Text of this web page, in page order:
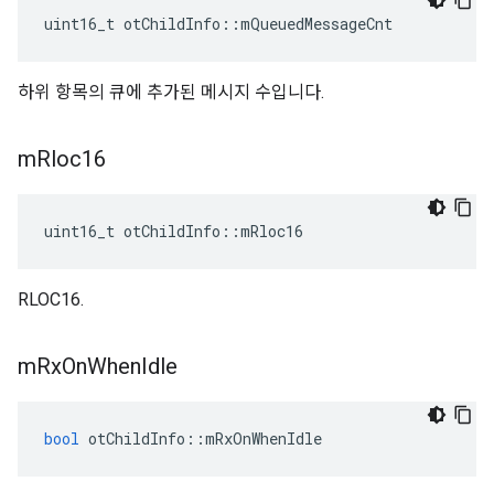
uint16_t otChildInfo ::mQueuedMessageCnt
하위 항목의 큐에 추가된 메시지 수입니다.
mRloc16
uint16_t otChildInfo ::mRloc16
RLOC16.
mRxOnWhenIdle
bool otChildInfo ::mRxOnWhenIdle